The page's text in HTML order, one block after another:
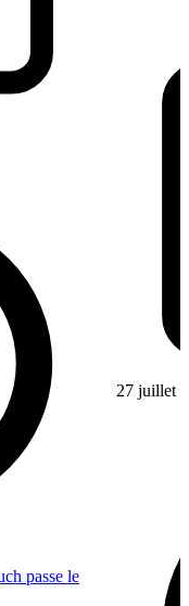
passe le
27 juillet